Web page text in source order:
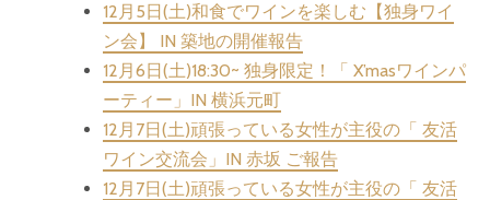
12月5日(土)和食でワインを楽しむ【独身ワイ
ン会】 IN 築地の開催報告
12月6日(土)18:30~ 独身限定！「 X’masワインパ
ーティー」IN 横浜元町
12月7日(土)頑張っている女性が主役の「 友活
ワイン交流会」IN 赤坂 ご報告
12月7日(土)頑張っている女性が主役の「 友活